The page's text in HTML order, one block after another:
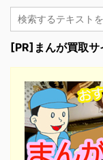
[PR]まんが買取サ